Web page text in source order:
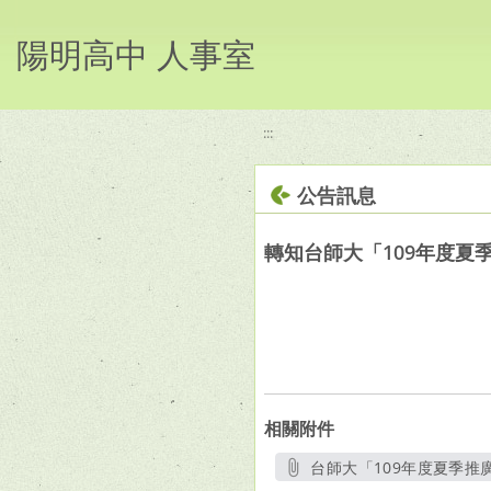
陽明高中 人事室
:::
公告訊息
轉知台師大「109年度夏
相關附件
台師大「109年度夏季推